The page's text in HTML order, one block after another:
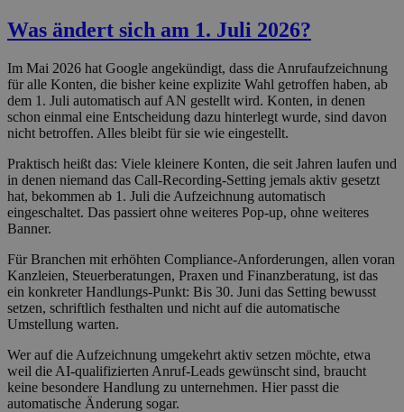
Was ändert sich am 1. Juli 2026?
Im Mai 2026 hat Google angekündigt, dass die Anrufaufzeichnung
für alle Konten, die bisher keine explizite Wahl getroffen haben, ab
dem 1. Juli automatisch auf AN gestellt wird. Konten, in denen
schon einmal eine Entscheidung dazu hinterlegt wurde, sind davon
nicht betroffen. Alles bleibt für sie wie eingestellt.
Praktisch heißt das: Viele kleinere Konten, die seit Jahren laufen und
in denen niemand das Call-Recording-Setting jemals aktiv gesetzt
hat, bekommen ab 1. Juli die Aufzeichnung automatisch
eingeschaltet. Das passiert ohne weiteres Pop-up, ohne weiteres
Banner.
Für Branchen mit erhöhten Compliance-Anforderungen, allen voran
Kanzleien, Steuerberatungen, Praxen und Finanzberatung, ist das
ein konkreter Handlungs-Punkt: Bis 30. Juni das Setting bewusst
setzen, schriftlich festhalten und nicht auf die automatische
Umstellung warten.
Wer auf die Aufzeichnung umgekehrt aktiv setzen möchte, etwa
weil die AI-qualifizierten Anruf-Leads gewünscht sind, braucht
keine besondere Handlung zu unternehmen. Hier passt die
automatische Änderung sogar.